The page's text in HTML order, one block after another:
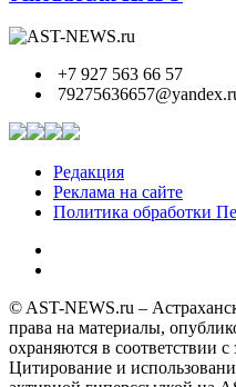
+7 927 563 66 57
Редакция
Реклама на сайте
Политика обработки
© AST-NEWS.ru –
права на материалы,
охраняются в соответствии
Цитирование и